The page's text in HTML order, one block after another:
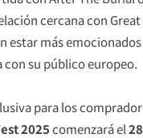
cercana con
estar más
con su público europeo.
para los
2025comenzará el